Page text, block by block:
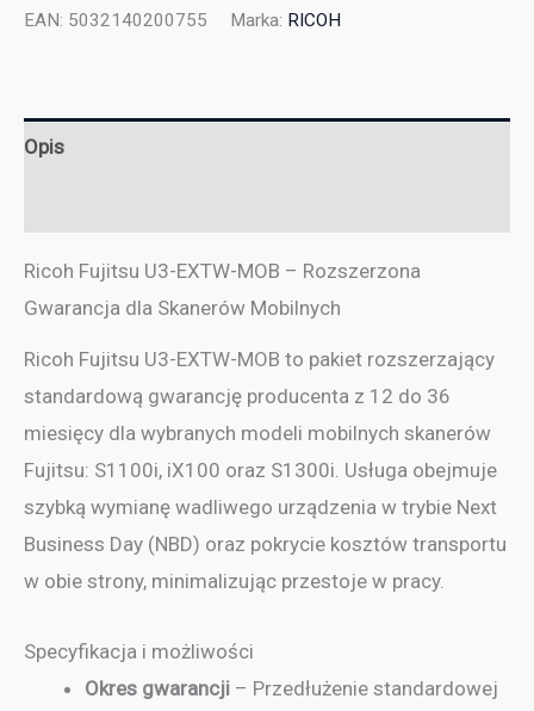
EAN: 5032140200755 Marka: RICOH
Opis
Ricoh Fujitsu U3-EXTW-MOB – Rozszerzona
Gwarancja dla Skanerów Mobilnych
Ricoh Fujitsu U3-EXTW-MOB to pakiet rozszerzający
standardową gwarancję producenta z 12 do 36
miesięcy dla wybranych modeli mobilnych skanerów
Fujitsu: S1100i, iX100 oraz S1300i. Usługa obejmuje
szybką wymianę wadliwego urządzenia w trybie Next
Business Day (NBD) oraz pokrycie kosztów transportu
w obie strony, minimalizując przestoje w pracy.
Specyfikacja i możliwości
Okres gwarancji – Przedłużenie standardowej